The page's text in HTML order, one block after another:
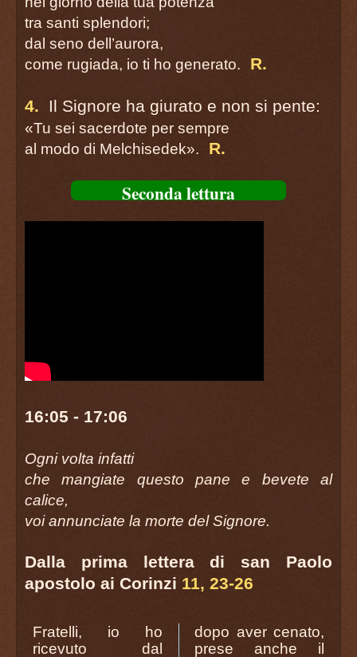
tra santi splendori;
dal seno dell’aurora,
come rugiada, io ti ho generato.
R.
4. Il Signore ha giurato e non si pente:
«Tu sei sacerdote per sempre
al modo di Melchisedek».
R.
Seconda lettura
16:05 - 17:06
Ogni volta infatti
che mangiate questo pane e bevete al
calice,
voi annunciate la morte del Signore.
Dalla prima lettera di san Paolo
apostolo ai Corinzi 11, 23-26
Fratelli, io ho
ricevuto dal
dopo aver cenato,
prese anche il